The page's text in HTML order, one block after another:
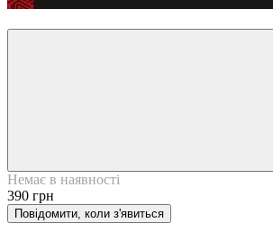
Немає в наявності
390 грн
Повідомити, коли з'явиться